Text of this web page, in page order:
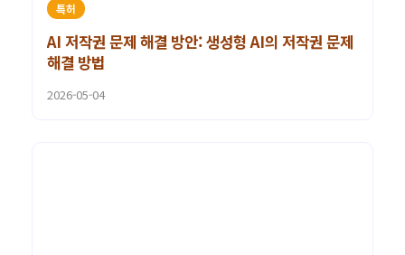
특허
AI 저작권 문제 해결 방안: 생성형 AI의 저작권 문제
해결 방법
2026-05-04